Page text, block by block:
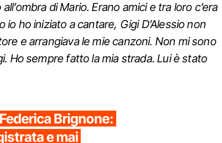
di Mario. Erano amici e tra loro c’era
io ho iniziato a cantare, Gigi D’Alessio non
e arrangiava le mie canzoni. Non mi sono
Ho sempre fatto la mia strada. Lui è stato
Brignone:
e mai